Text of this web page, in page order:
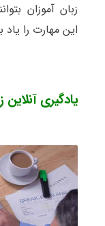
زبان آموزان
این مهارت را یاد
یادگیری